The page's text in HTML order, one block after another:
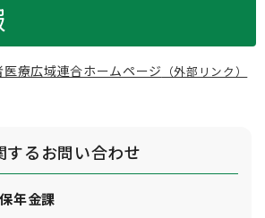
療広域連合ホームページ （外部リンク）
するお問い合わせ
年金課